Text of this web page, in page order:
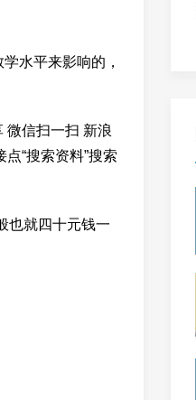
水平来影响的，
微信扫一扫 新浪
“搜索资料”搜索
也就四十元钱一